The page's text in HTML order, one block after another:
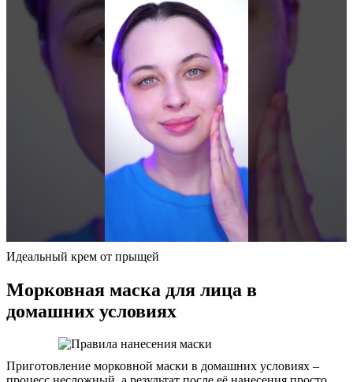
Идеальный крем от прыщей
Морковная маска для лица в
домашних условиях
Приготовление морковной маски в домашних условиях –